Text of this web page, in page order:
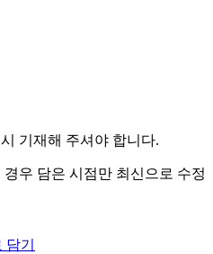
기재해 주셔야 합니다.
우 담은 시점만 최신으로 수정
기